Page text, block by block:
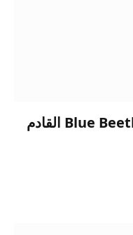
Harvey Guillén في فيلم Blue Beetle القادم